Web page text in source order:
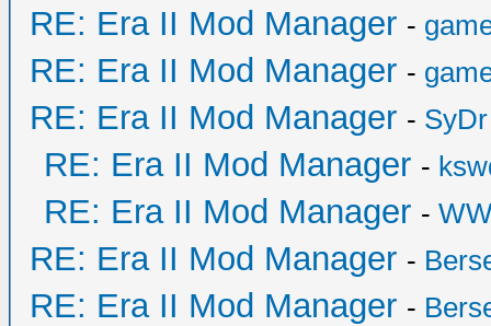
RE: Era II Mod Manager -
RE: Era II Mod Manager -
RE: Era II Mod Manager - SyDr
RE: Era II Mod Manager -
RE: Era II Mod Manager -
RE: Era II Mod Manager -
RE: Era II Mod Manager -